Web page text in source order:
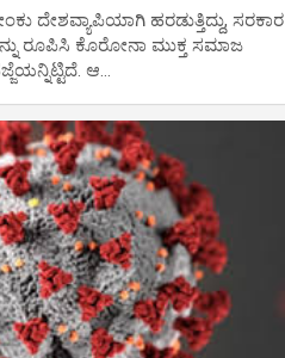
ದೇಶವ್ಯಾಪಿಯಾಗಿ ಹರಡುತ್ತಿದ್ದು, ಸರಕಾರ
ರೂಪಿಸಿ ಕೊರೋನಾ ಮುಕ್ತ ಸಮಾಜ
ಆ…